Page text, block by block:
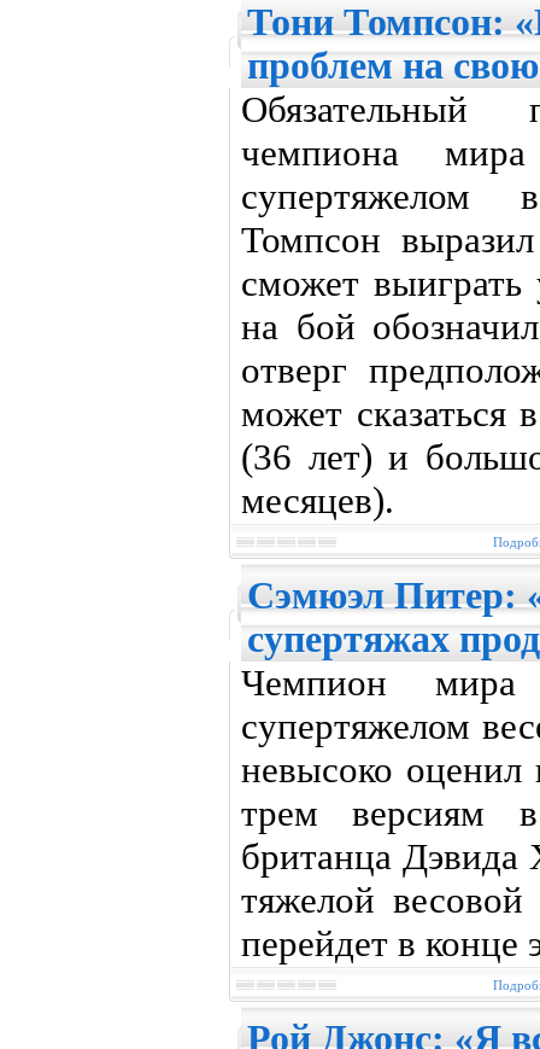
Тони Томпсон:
проблем на
чемпиона
супертяжелом
Томпсон
сможет выиграть
на бой
отверг
может сказаться
(36 лет) и
месяцев).
Сэмюэл Питер:
супертяжах
Чемпион
супертяжелом
невысоко
трем версиям
британца
тяжелой
перейдет в конце
Рой Джонс: «Я